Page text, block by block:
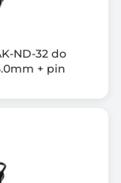
obsługi,
ND-32 do
+ pin